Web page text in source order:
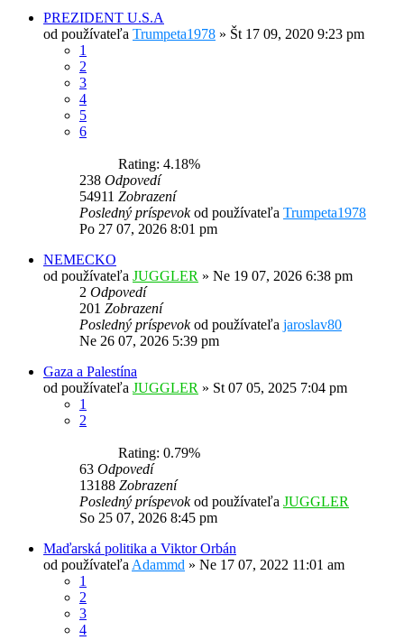
PREZIDENT U.S.A
od používateľa Trumpeta1978 » Št 17 09, 2020 9:23 pm
1
2
3
4
5
6
Rating: 4.18%
238 Odpovedí
54911 Zobrazení
Posledný príspevokod používateľa Trumpeta1978
Po 27 07, 2026 8:01 pm
NEMECKO
od používateľa JUGGLER » Ne 19 07, 2026 6:38 pm
2 Odpovedí
201 Zobrazení
Posledný príspevokod používateľa jaroslav80
Ne 26 07, 2026 5:39 pm
Gaza a Palestína
od používateľa JUGGLER » St 07 05, 2025 7:04 pm
1
2
Rating: 0.79%
63 Odpovedí
13188 Zobrazení
Posledný príspevokod používateľa JUGGLER
So 25 07, 2026 8:45 pm
Maďarská politika a Viktor Orbán
od používateľaAdammd » Ne 17 07, 2022 11:01 am
1
2
3
4